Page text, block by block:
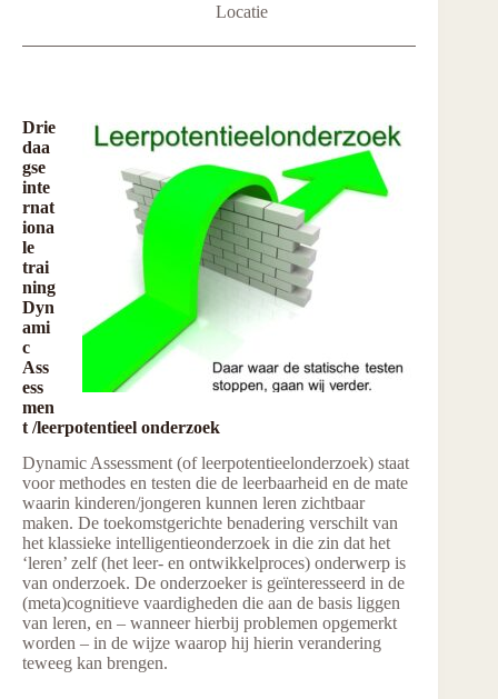
Locatie
Drie
daa
gse
inte
rnat
iona
le
trai
ning
Dyn
ami
c
Ass
ess
men
t /leerpotentieel onderzoek
Dynamic Assessment (of leerpotentieelonderzoek) staat
voor methodes en testen die de leerbaarheid en de mate
waarin kinderen/jongeren kunnen leren zichtbaar
maken. De toekomstgerichte benadering verschilt van
het klassieke intelligentieonderzoek in die zin dat het
‘leren’ zelf (het leer- en ontwikkelproces) onderwerp is
van onderzoek. De onderzoeker is geïnteresseerd in de
(meta)cognitieve vaardigheden die aan de basis liggen
van leren, en – wanneer hierbij problemen opgemerkt
worden – in de wijze waarop hij hierin verandering
teweeg kan brengen.